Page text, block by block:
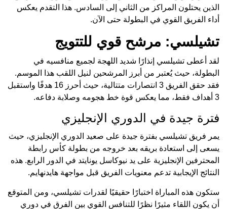
الذين يحتلون المراكز من الثاني إلى السادس. هذا التقدم يعكس
أداء الفريق القوي في البطولة حتى الآن.
تشيلسي: مرشح قوي للتتويج
لقد أعطى تشيلسي إنذارًا شديد اللهجة لجميع منافسيه في
البطولة، حيث يُعتبر من أبرز المرشحين لنيل اللقب هذا الموسم.
فقد حقق الفريق 3 انتصارات متتالية، حيث أحرز 16 هدفًا واستقبل
3 أهداف فقط، مما يعكس قوة خط هجومه وصلابة دفاعه.
فترة جيدة في الدوري الإنجليزي
يمر فريق تشيلسي بفترة جيدة على صعيد الدوري الإنجليزي، حيث
يسعى إلى استعادة بريقه بعد خروجه من بطولة كأس رابطة
المحترفين الإنجليزية على يد نيوكاسل يونايتد في الدور الرابع. هذه
النتائج الإيجابية تدعم معنويات الفريق قبل مواجهة هايدنهايم.
ستكون هذه المباراة اختبارًا حقيقيًا لقدرات تشيلسي، ومن المتوقع
أن يكون اللقاء مثيرًا نظرًا للتنافس القوي بين الفرق في دوري